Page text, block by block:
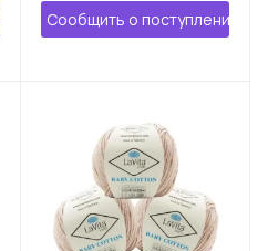
Сообщить о поступлении